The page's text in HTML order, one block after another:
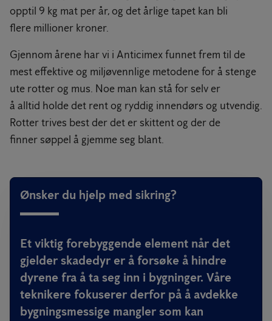
opptil 9 kg mat per år, og det årlige tapet kan bli
flere millioner kroner.
Gjennom årene har vi i Anticimex funnet frem til de
mest effektive og miljøvennlige metodene for å stenge
ute rotter og mus. Noe man kan stå for selv er
å alltid holde det rent og ryddig innendørs og utvendig.
Rotter trives best der det er skittent og der de
finner søppel å gjemme seg blant.
Ønsker du hjelp med sikring?
Et viktig forebyggende element når det
gjelder skadedyr er å forsøke å hindre
dyrene fra å ta seg inn i bygninger. Våre
teknikere fokuserer derfor på å avdekke
bygningsmessige mangler som kan